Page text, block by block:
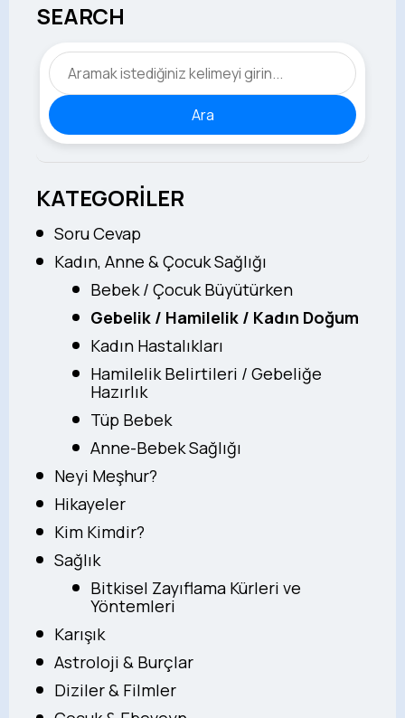
SEARCH
Ara
KATEGORİLER
Soru Cevap
Kadın, Anne & Çocuk Sağlığı
Bebek / Çocuk Büyütürken
Gebelik / Hamilelik / Kadın Doğum
Kadın Hastalıkları
Hamilelik Belirtileri / Gebeliğe
Hazırlık
Tüp Bebek
Anne-Bebek Sağlığı
Neyi Meşhur?
Hikayeler
Kim Kimdir?
Sağlık
Bitkisel Zayıflama Kürleri ve
Yöntemleri
Karışık
Astroloji & Burçlar
Diziler & Filmler